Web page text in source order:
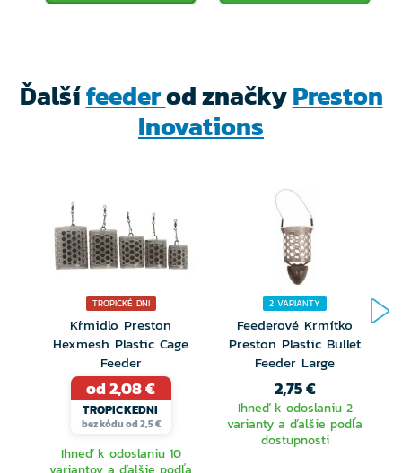
Ďalšífeederod značkyPreston
Inovations
TROPICKÉ DNI
Kŕmidlo Preston
Hexmesh Plastic Cage
Feeder
od 2,08 €
TROPICKEDNI
bez kódu od 2,5 €
Ihneď k odoslaniu 10
2 VARIANTY
Feederové Krmítko
Preston Plastic Bullet
Feeder Large
2,75 €
Ihneď k odoslaniu 2
varianty a ďalšie podľa
dostupnosti